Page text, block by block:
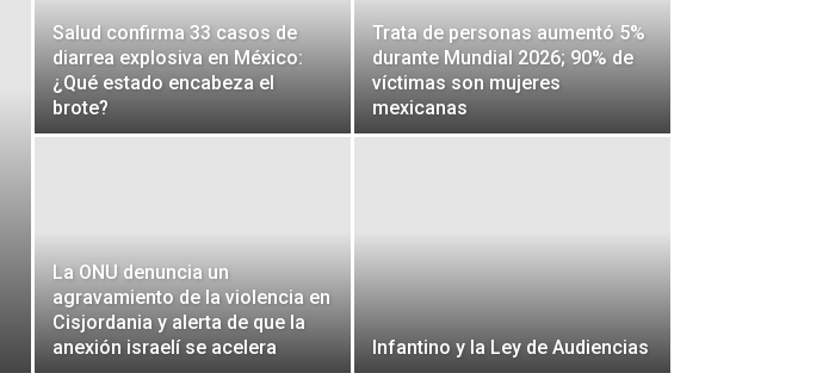
Salud confirma 33 casos de
diarrea explosiva en México:
¿Qué estado encabeza el
brote?
Trata de personas aumentó 5%
durante Mundial 2026; 90% de
víctimas son mujeres
mexicanas
La ONU denuncia un
agravamiento de la violencia en
Cisjordania y alerta de que la
anexión israelí se acelera
Infantino y la Ley de Audiencias